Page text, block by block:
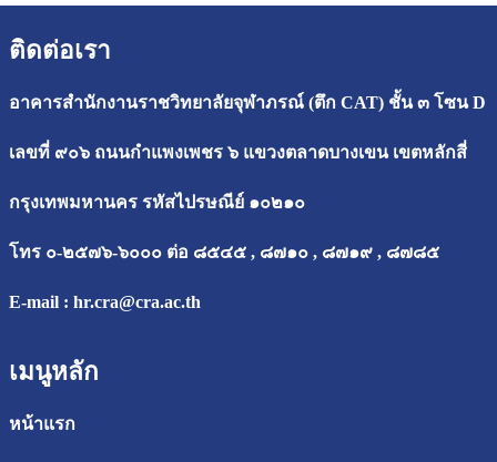
ติดต่อเรา
อาคารสำนักงานราชวิทยาลัยจุฬาภรณ์ (ตึก CAT) ชั้น ๓ โซน D
เลขที่ ๙๐๖ ถนนกำแพงเพชร ๖ แขวงตลาดบางเขน เขตหลักสี่
กรุงเทพมหานคร รหัสไปรษณีย์ ๑๐๒๑๐
โทร ๐-๒๕๗๖-๖๐๐๐ ต่อ ๘๕๔๕ , ๘๗๑๐ , ๘๗๑๙ , ๘๗๘๕
E-mail : hr.cra@cra.ac.th
เมนูหลัก
หน้าแรก